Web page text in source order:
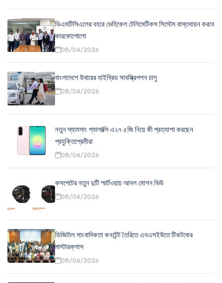
ডিএমটিসিএলের বহরে ভেহিকেল টেলিমেটিকস সিস্টেম বাস্তবায়ন করবে
কারকোপোলো
08/04/2026
বাংলাদেশে উবারের হাইব্রিড সাবস্ক্রিপশন চালু
08/04/2026
নতুন স্যামসাং গ্যালাক্সি এ২৭ ৫জি নিয়ে কী প্রত্যাশা করছেন
প্রযুক্তিপ্রেমীরা
08/04/2026
কসপেটের নতুন দুটি স্মার্টওয়াচ আনল মোশন ভিউ
08/04/2026
ডিজিটাল সাংবাদিকতা কনটেন্ট তৈরিতে এনএসইউতে টিকটকের
মাস্টারক্লাস
08/04/2026